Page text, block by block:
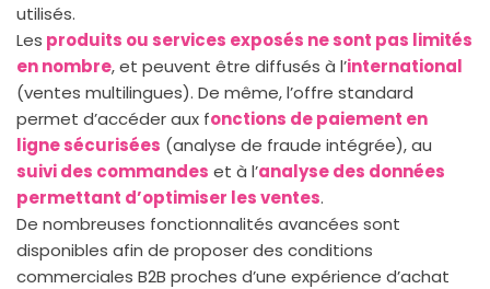
utilisés.
Les produits ou services exposés ne sont pas limités
en nombre, et peuvent être diffusés à l’international
(ventes multilingues). De même, l’offre standard
permet d’accéder aux fonctions de paiement en
ligne sécurisées (analyse de fraude intégrée), au
suivi des commandes et à l’analyse des données
permettant d’optimiser les ventes.
De nombreuses fonctionnalités avancées sont
disponibles afin de proposer des conditions
commerciales B2B proches d’une expérience d’achat